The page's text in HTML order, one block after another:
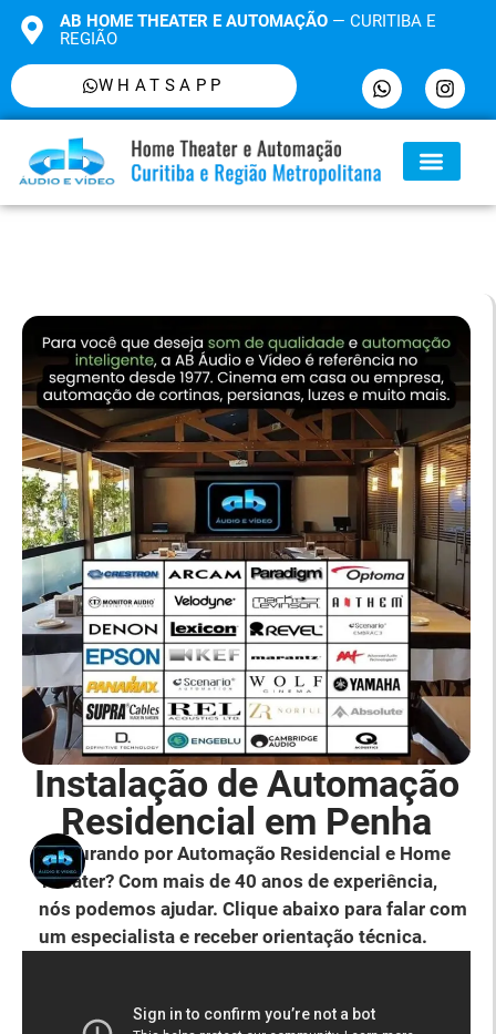
AB HOME THEATER E AUTOMAÇÃO— CURITIBA E
REGIÃO
WHATSAPP
Instalação de Automação
Residencial em Penha
Procurando por Automação Residencial e Home
Theater? Com mais de 40 anos de experiência,
nós podemos ajudar. Clique abaixo para falar com
um especialista e receber orientação técnica.